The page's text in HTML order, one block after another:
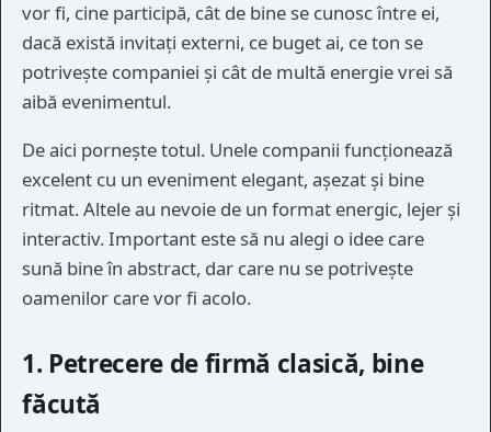
vor fi, cine participă, cât de bine se cunosc între ei,
dacă există invitați externi, ce buget ai, ce ton se
potrivește companiei și cât de multă energie vrei să
aibă evenimentul.
De aici pornește totul. Unele companii funcționează
excelent cu un eveniment elegant, așezat și bine
ritmat. Altele au nevoie de un format energic, lejer și
interactiv. Important este să nu alegi o idee care
sună bine în abstract, dar care nu se potrivește
oamenilor care vor fi acolo.
1. Petrecere de firmă clasică, bine
făcută